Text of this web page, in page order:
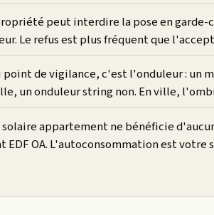
peut interdire la pose en
Le refus est plus fréquent que
point de vigilance, c'est l'onduleur : un
un onduleur string non. En ville,
appartement ne bénéficie
EDF OA. L'autoconsommation est votre